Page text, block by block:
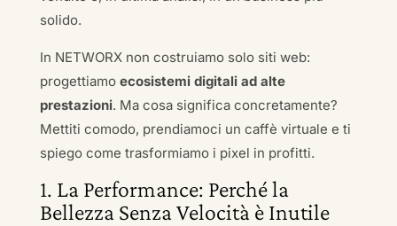
solido.
In NETWORX non costruiamo solo siti web:
progettiamo ecosistemi digitali ad alte
prestazioni. Ma cosa significa concretamente?
Mettiti comodo, prendiamoci un caffè virtuale e ti
spiego come trasformiamo i pixel in profitti.
1. La Performance: Perché la
Bellezza Senza Velocità è Inutile